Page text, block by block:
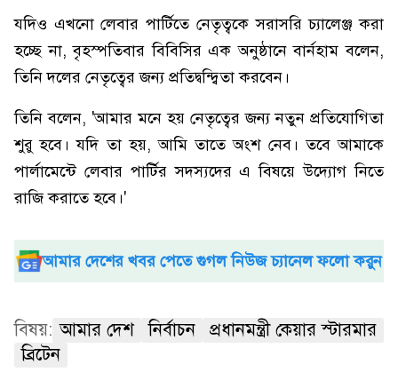
যদিও এখনো লেবার পার্টিতে নেতৃত্বকে সরাসরি চ্যালেঞ্জ করা
হচ্ছে না, বৃহস্পতিবার বিবিসির এক অনুষ্ঠানে বার্নহাম বলেন,
তিনি দলের নেতৃত্বের জন্য প্রতিদ্বন্দ্বিতা করবেন।
তিনি বলেন, 'আমার মনে হয় নেতৃত্বের জন্য নতুন প্রতিযোগিতা
শুরু হবে। যদি তা হয়, আমি তাতে অংশ নেব। তবে আমাকে
পার্লামেন্টে লেবার পার্টির সদস্যদের এ বিষয়ে উদ্যোগ নিতে
রাজি করাতে হবে।'
আমার দেশের খবর পেতে গুগল নিউজ চ্যানেল ফলো করুন
বিষয়: আমার দেশ নির্বাচন
প্রধানমন্ত্রী কেয়ার স্টারমার
ব্রিটেন